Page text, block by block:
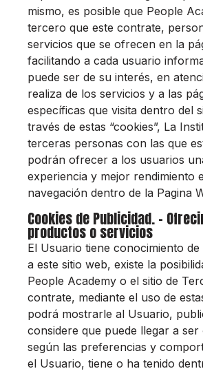
mismo, es posible que People
tercero que este contrate,
servicios que se ofrecen en la
facilitando a cada usuario
puede ser de su interés, en
realiza de los servicios y a las
específicas que visita dentro del
través de estas “cookies”, La
terceras personas con las que
podrán ofrecer a los usuarios
experiencia y mejor rendimiento
navegación dentro de la Pagina
Cookies de Publicidad. -
productos o servicios
El Usuario tiene conocimiento
a este sitio web, existe la
People Academy o el sitio de
contrate, mediante el uso de
podrá mostrarle al Usuario,
considere que puede llegar a ser
según las preferencias y
el Usuario, tiene o ha tenido